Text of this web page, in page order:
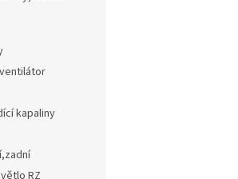
kapaliny
RZ